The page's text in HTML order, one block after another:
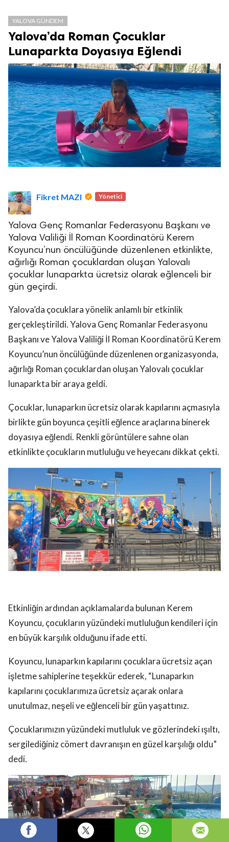
YALOVA GÜNDEM
Yalova’da Roman Çocuklar
Lunaparkta Doyasıya Eğlendi
Fikret MAZI Yönetici
Yalova Genç Romanlar Federasyonu Başkanı ve
Yalova Valiliği İl Roman Koordinatörü Kerem
Koyuncu’nun öncülüğünde düzenlenen etkinlikte,
ağırlığı Roman çocuklardan oluşan Yalovalı
çocuklar lunaparkta ücretsiz olarak eğlenceli bir
gün geçirdi.
Yalova’da çocuklara yönelik anlamlı bir etkinlik
gerçekleştirildi. Yalova Genç Romanlar Federasyonu
Başkanı ve Yalova Valiliği İl Roman Koordinatörü Kerem
Koyuncu’nun öncülüğünde düzenlenen organizasyonda,
ağırlığı Roman çocuklardan oluşan Yalovalı çocuklar
lunaparkta bir araya geldi.
Çocuklar, lunaparkın ücretsiz olarak kapılarını açmasıyla
birlikte gün boyunca çeşitli eğlence araçlarına binerek
doyasıya eğlendi. Renkli görüntülere sahne olan
etkinlikte çocukların mutluluğu ve heyecanı dikkat çekti.
Etkinliğin ardından açıklamalarda bulunan Kerem
Koyuncu, çocukların yüzündeki mutluluğun kendileri için
en büyük karşılık olduğunu ifade etti.
Koyuncu, lunaparkın kapılarını çocuklara ücretsiz açan
işletme sahiplerine teşekkür ederek, “Lunaparkın
kapılarını çocuklarımıza ücretsiz açarak onlara
unutulmaz, neşeli ve eğlenceli bir gün yaşattınız.
Çocuklarımızın yüzündeki mutluluk ve gözlerindeki ışıltı,
sergilediğiniz cömert davranışın en güzel karşılığı oldu”
dedi.